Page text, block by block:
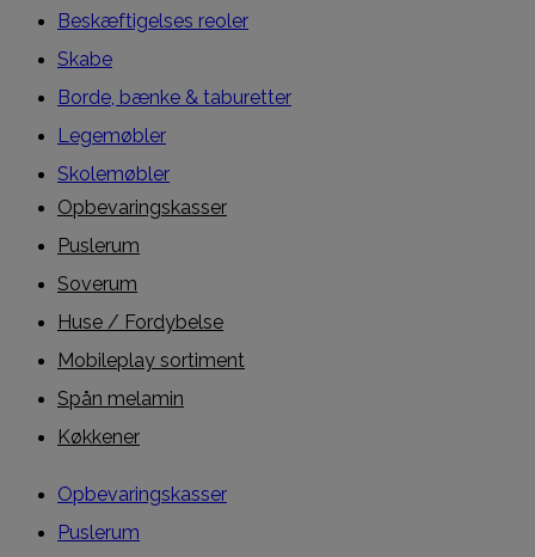
Beskæftigelses reoler
Skabe
Borde, bænke & taburetter
Legemøbler
Skolemøbler
Opbevaringskasser
Puslerum
Soverum
Huse / Fordybelse
Mobileplay sortiment
Spån melamin
Køkkener
Opbevaringskasser
Puslerum